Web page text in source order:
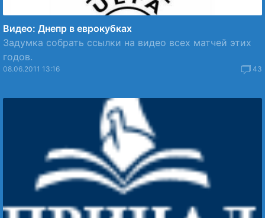
Видео: Днепр в еврокубках
Задумка собрать ссылки на видео всех матчей этих
годов.
08.06.2011 13:16 43